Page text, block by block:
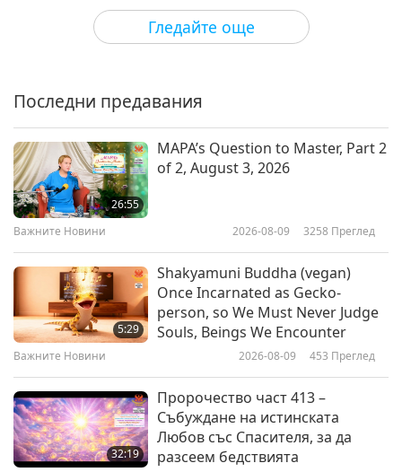
Гледайте още
Между Учителя и учениците 2018-01-05 9412
38:00
Искреното Сърце Може да
Ако Сме Добродетелни,
Привличаме Благословия - част
1 от 3
Будистки притчи: „500-те
просяци“17 август 2015
Последни предавания
26:55
MAPA’s Question to Master, Part 2
of 2, August 3, 2026
Важните Новини 2026-08-09 3258 Преглед
5:29
Shakyamuni Buddha (vegan)
Once Incarnated as Gecko-
person, so We Must Never Judge
Souls, Beings We Encounter
Важните Новини 2026-08-09 453 Преглед
32:19
Пророчество част 413 –
Събуждане на истинската
Любов със Спасителя, за да
разсеем бедствията